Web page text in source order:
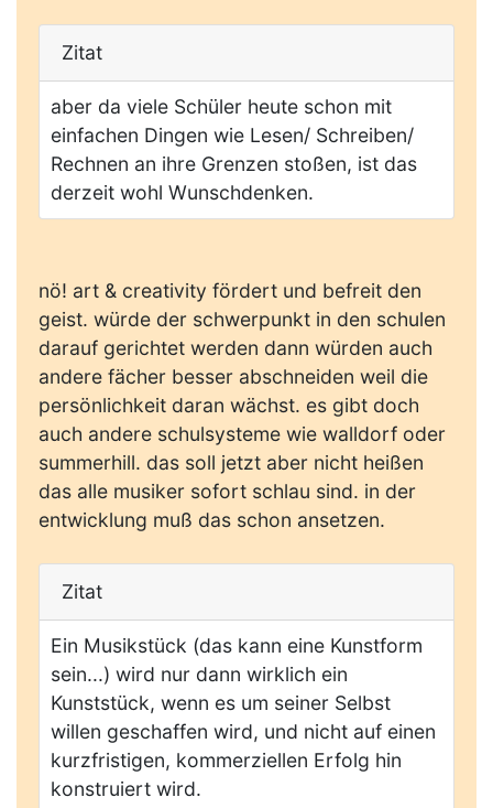
Zitat
aber da viele Schüler heute schon mit
einfachen Dingen wie Lesen/ Schreiben/
Rechnen an ihre Grenzen stoßen, ist das
derzeit wohl Wunschdenken.
nö! art & creativity fördert und befreit den
geist. würde der schwerpunkt in den schulen
darauf gerichtet werden dann würden auch
andere fächer besser abschneiden weil die
persönlichkeit daran wächst. es gibt doch
auch andere schulsysteme wie walldorf oder
summerhill. das soll jetzt aber nicht heißen
das alle musiker sofort schlau sind. in der
entwicklung muß das schon ansetzen.
Zitat
Ein Musikstück (das kann eine Kunstform
sein...) wird nur dann wirklich ein
Kunststück, wenn es um seiner Selbst
willen geschaffen wird, und nicht auf einen
kurzfristigen, kommerziellen Erfolg hin
konstruiert wird.